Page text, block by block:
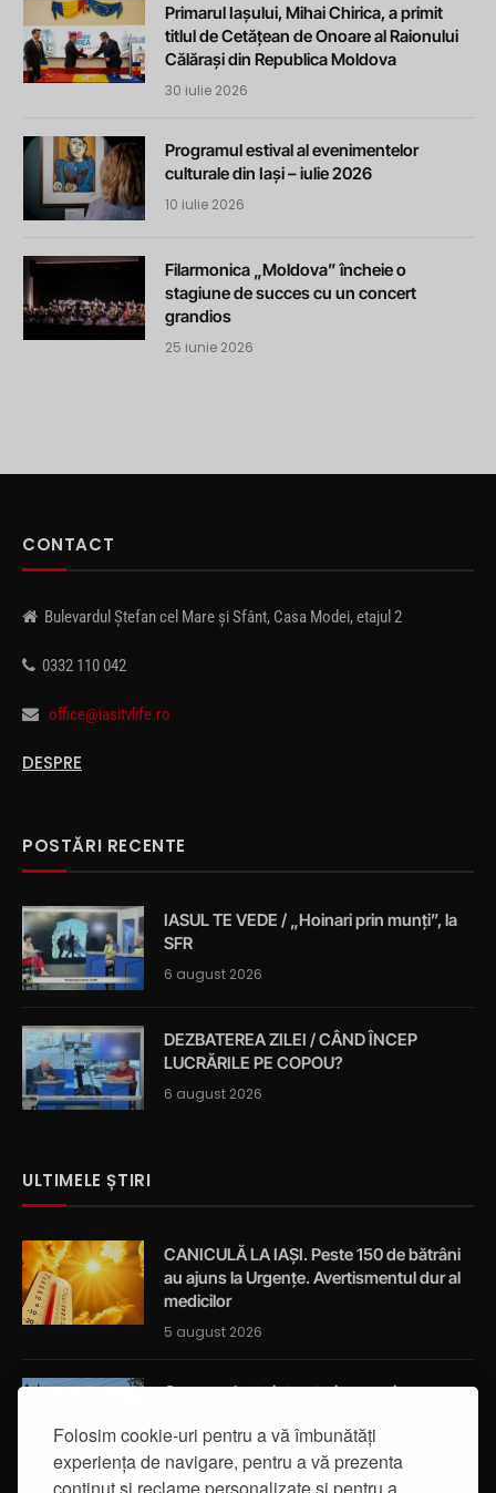
Folosim cookie-uri pentru a vă îmbunătăți
experiența de navigare, pentru a vă prezenta
Primarul Iașului, Mihai Chirica, a primit
titlul de Cetățean de Onoare al Raionului
Călărași din Republica Moldova
30 iulie 2026
Programul estival al evenimentelor
culturale din Iași – iulie 2026
10 iulie 2026
Filarmonica „Moldova” încheie o
stagiune de succes cu un concert
grandios
25 iunie 2026
CONTACT
Bulevardul Ștefan cel Mare și Sfânt, Casa Modei, etajul 2
0332 110 042
office@iasitvlife.ro
DESPRE
POSTĂRI RECENTE
IASUL TE VEDE / „Hoinari prin munți”, la
SFR
6 august 2026
DEZBATEREA ZILEI / CÂND ÎNCEP
LUCRĂRILE PE COPOU?
6 august 2026
ULTIMELE ȘTIRI
CANICULĂ LA IAȘI. Peste 150 de bătrâni
au ajuns la Urgențe. Avertismentul dur al
medicilor
5 august 2026
Cum a salvat viața a trei oameni un
întâmplător prin localitatea Breazu
5 august 2026